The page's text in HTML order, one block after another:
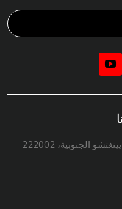
Contact (Position): رقم 199، طريق يينغتشو الجنوبية، 222002